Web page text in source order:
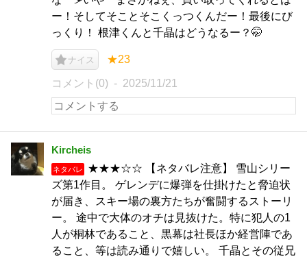
ー！そしてそことそこくっつくんだー！最後にび
っくり！ 根津くんと千晶はどうなるー？🤭
ナイス ★23
コメント(0) 2025/11/21
Kircheis
ネタバレ
★★★☆☆ 【ネタバレ注意】 雪山シリー
ズ第1作目。 ゲレンデに爆弾を仕掛けたと脅迫状
が届き、スキー場の裏方たちが奮闘するストーリ
ー。 途中で大体のオチは見抜けた。特に犯人の1
人が桐林であること、黒幕は社長ほか経営陣であ
ること、等は読み通りで嬉しい。 千晶とその従兄